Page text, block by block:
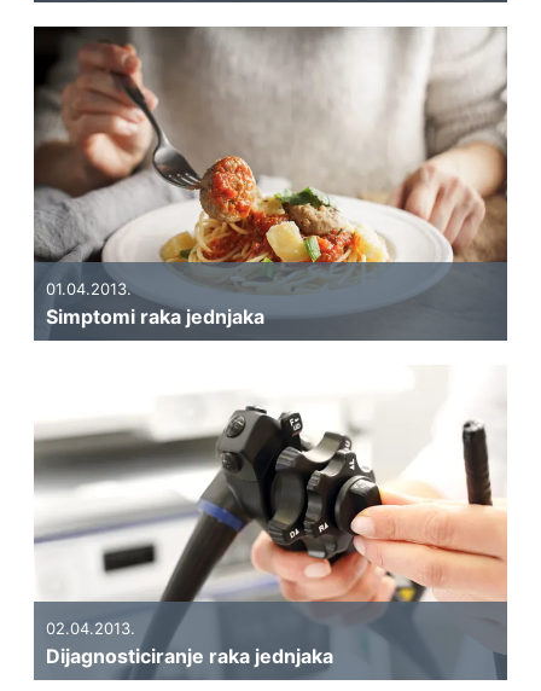
01.04.2013.
Simptomi raka jednjaka
02.04.2013.
Dijagnosticiranje raka jednjaka